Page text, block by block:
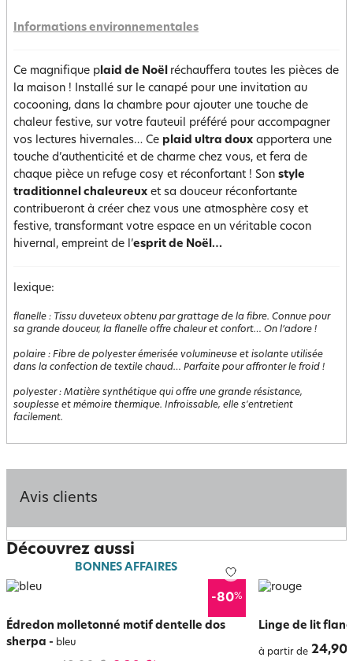
Informations environnementales
Ce magnifique plaid de Noël réchauffera toutes les pièces de
la maison ! Installé sur le canapé pour une invitation au
cocooning, dans la chambre pour ajouter une touche de
chaleur festive, sur votre fauteuil préféré pour accompagner
vos lectures hivernales… Ce plaid ultra doux apportera une
touche d’authenticité et de charme chez vous, et fera de
chaque pièce un refuge cosy et réconfortant ! Son style
traditionnel chaleureux et sa douceur réconfortante
contribueront à créer chez vous une atmosphère cosy et
festive, transformant votre espace en un véritable cocon
hivernal, empreint de l’esprit de Noël…
lexique:
flanelle : Tissu duveteux obtenu par grattage de la fibre. Connue pour
sa grande douceur, la flanelle offre chaleur et confort… On l’adore !
polaire : Fibre de polyester émerisée volumineuse et isolante utilisée
dans la confection de textile chaud… Parfaite pour affronter le froid !
polyester: Matière synthétique qui offre une grande résistance,
souplesse et mémoire thermique. Infroissable, elle s'entretient
facilement.
Avis clients
Découvrez aussi
BONNES AFFAIRES
-80%
Édredon molletonné motif dentelle dos
sherpa - bleu
Linge de lit
à partir de 24,90